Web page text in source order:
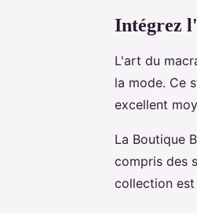
Intégrez
L'art du
la mode. Ce
excellent
La Boutique
compris des
collection